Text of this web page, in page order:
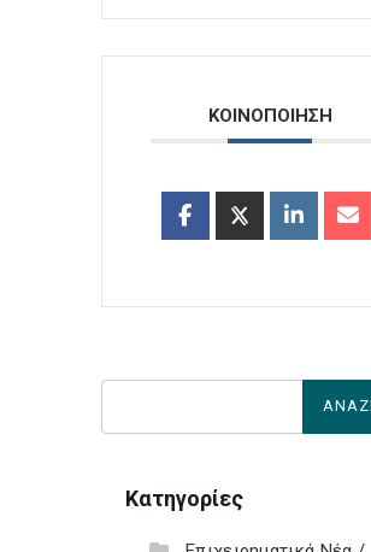
ΚΟΙΝΟΠΟΙΗΣΗ
Κατηγορίες